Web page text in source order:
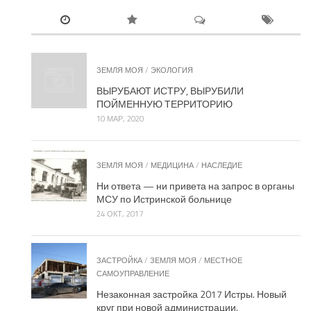
ЗЕМЛЯ МОЯ / ЭКОЛОГИЯ
ВЫРУБАЮТ ИСТРУ, ВЫРУБИЛИ
ПОЙМЕННУЮ ТЕРРИТОРИЮ
10 МАР, 2020
ЗЕМЛЯ МОЯ / МЕДИЦИНА/ НАСЛЕДИЕ
Ни ответа — ни привета на запрос в органы
МСУ по Истринской больнице
24 ОКТ, 2017
ЗАСТРОЙКА/ ЗЕМЛЯ МОЯ / МЕСТНОЕ
САМОУПРАВЛЕНИЕ
Незаконная застройка 2017 Истры. Новый
круг при новой администрации.